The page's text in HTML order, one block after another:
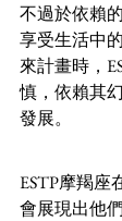
不過於依賴
享受生活中
來計畫時，
慎，依賴其
發展。
ESTP摩羯座
會展現出他